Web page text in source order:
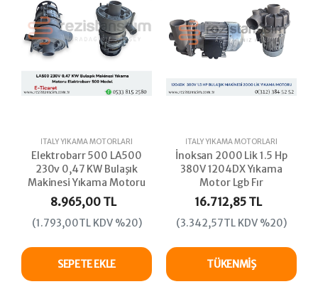
İTALY YIKAMA MOTORLARI
Elektrobarr 500 LA500
230v 0,47 KW Bulaşık
Makinesi Yıkama Motoru
8.965,00 TL
(1.793,00TL KDV %20)
SEPETE EKLE
İTALY YIKAMA MOTORLARI
İnoksan 2000 Lik 1.5 Hp
380V 1204DX Yıkama
Motor Lgb Fır
16.712,85 TL
(3.342,57TL KDV %20)
TÜKENMIŞ